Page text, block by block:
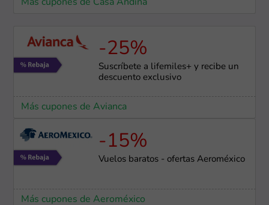
Más cupones de Casa Andina
-25%
Suscríbete a lifemiles+ y recibe un
descuento exclusivo
Más cupones de Avianca
-15%
Vuelos baratos - ofertas Aeroméxico
Más cupones de Aeroméxico